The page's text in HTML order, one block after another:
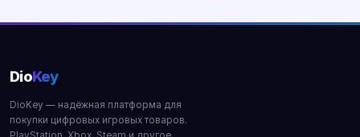
DioKey
DioKey — надёжная платформа для
покупки цифровых игровых товаров.